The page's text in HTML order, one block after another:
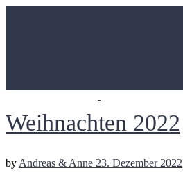
Weihnachten 2022
byAndreas & Anne 23. Dezember 2022